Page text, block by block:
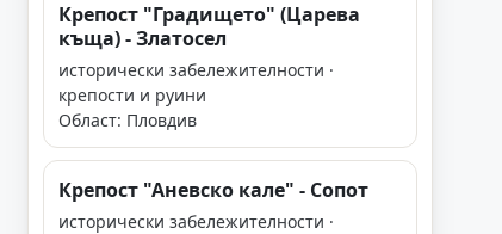
Крепост "Градището" (Царева
къща) - Златосел
исторически забележителности ·
крепости и руини
Област: Пловдив
Крепост "Аневско кале" - Сопот
исторически забележителности ·